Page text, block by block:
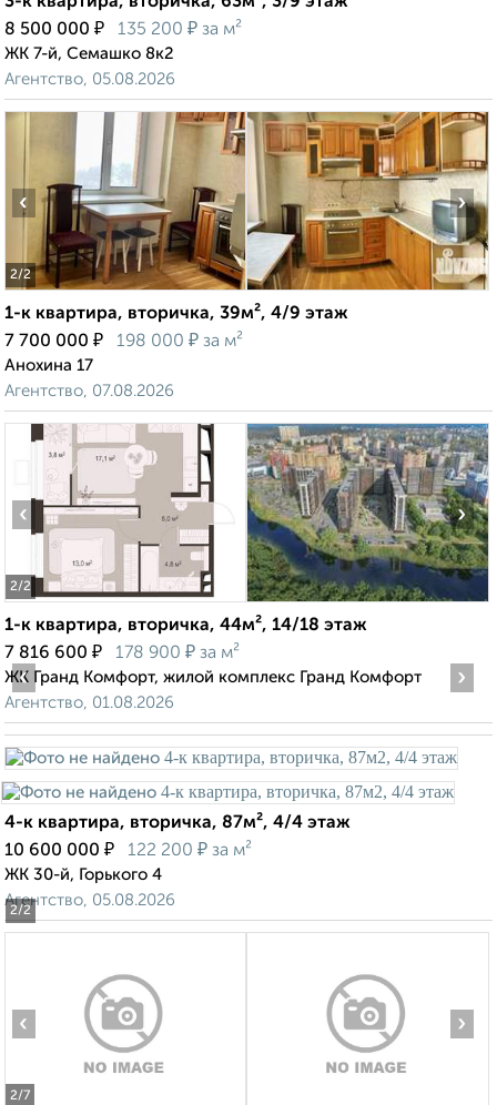
8 500 000 ₽ 135 200 ₽ за м²
ЖК 7-й, Семашко 8к2
Агентство, 05.08.2026
2/2
‹ ›
1-к квартира, вторичка, 39м², 4/9 этаж
7 700 000 ₽ 198 000 ₽ за м²
Анохина 17
Агентство, 07.08.2026
2/2
‹ ›
1-к квартира, вторичка, 44м², 14/18 этаж
7 816 600 ₽ 178 900 ₽ за м²
ЖК Гранд Комфорт, жилой комплекс Гранд Комфорт
Агентство, 01.08.2026
2/2
‹ ›
4-к квартира, вторичка, 87м², 4/4 этаж
10 600 000 ₽ 122 200 ₽ за м²
ЖК 30-й, Горького 4
Агентство, 05.08.2026
2/7
‹ ›